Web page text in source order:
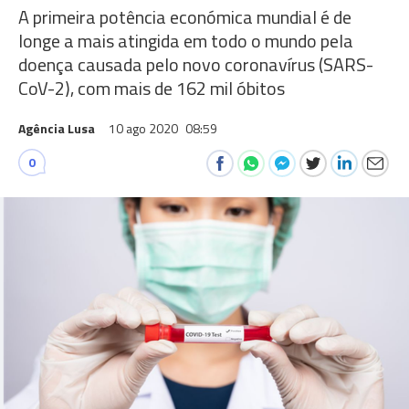
A primeira potência económica mundial é de
longe a mais atingida em todo o mundo pela
doença causada pelo novo coronavírus (SARS-
CoV-2), com mais de 162 mil óbitos
Agência Lusa 10 ago 2020 08:59
0